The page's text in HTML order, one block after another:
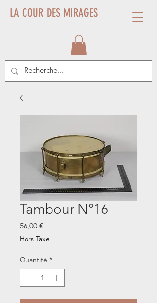
LA COUR DES MIRAGES
Tambour N°16
56,00 €
Hors Taxe
Quantité *